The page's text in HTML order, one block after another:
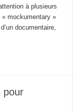
à plusieurs
mockumentary »
documentaire,
pour